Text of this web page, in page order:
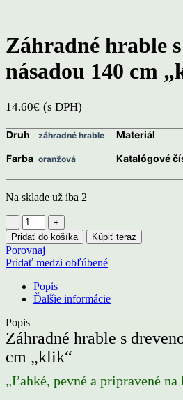
Záhradné hrable
násadou 140 cm
14.60€ (s DPH)
Druh
Farba
záhradné hrable
oranžová
Materiál
Katalógové
Na sklade už iba 2
množstvo
Záhradné
hrable
s
drevenou
násadou
140
cm
„klik“
Pridať do košíka Kúpiť teraz
Porovnaj
Pridať medzi obľúbené
Popis
Ďalšie informácie
Popis
Záhradné hrable s
cm „klik“
„Ľahké, pevné a pripravené na